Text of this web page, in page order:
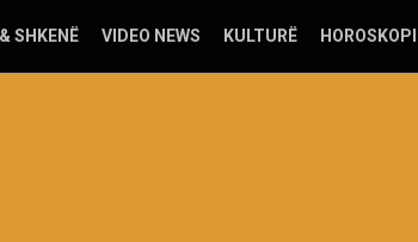
SHKENË VIDEO NEWS KULTURË HOROSKOPI